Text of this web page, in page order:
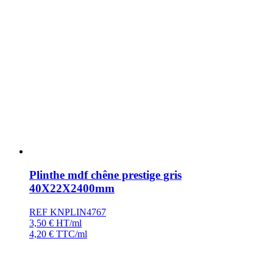
Plinthe mdf chêne prestige gris
40X22X2400mm
REF KNPLIN4767
3,50 € HT/ml
4,20 € TTC/ml